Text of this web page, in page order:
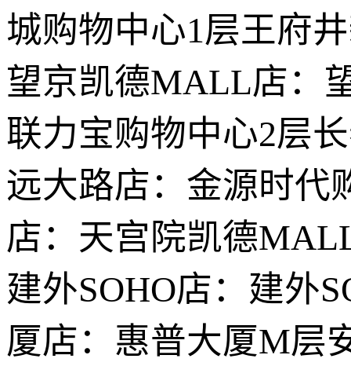
城购物中心1层王府
望京凯德MALL店：
联力宝购物中心2层
远大路店：金源时代
店：天宫院凯德
建外SOHO店：建外
厦店：惠普大厦M层